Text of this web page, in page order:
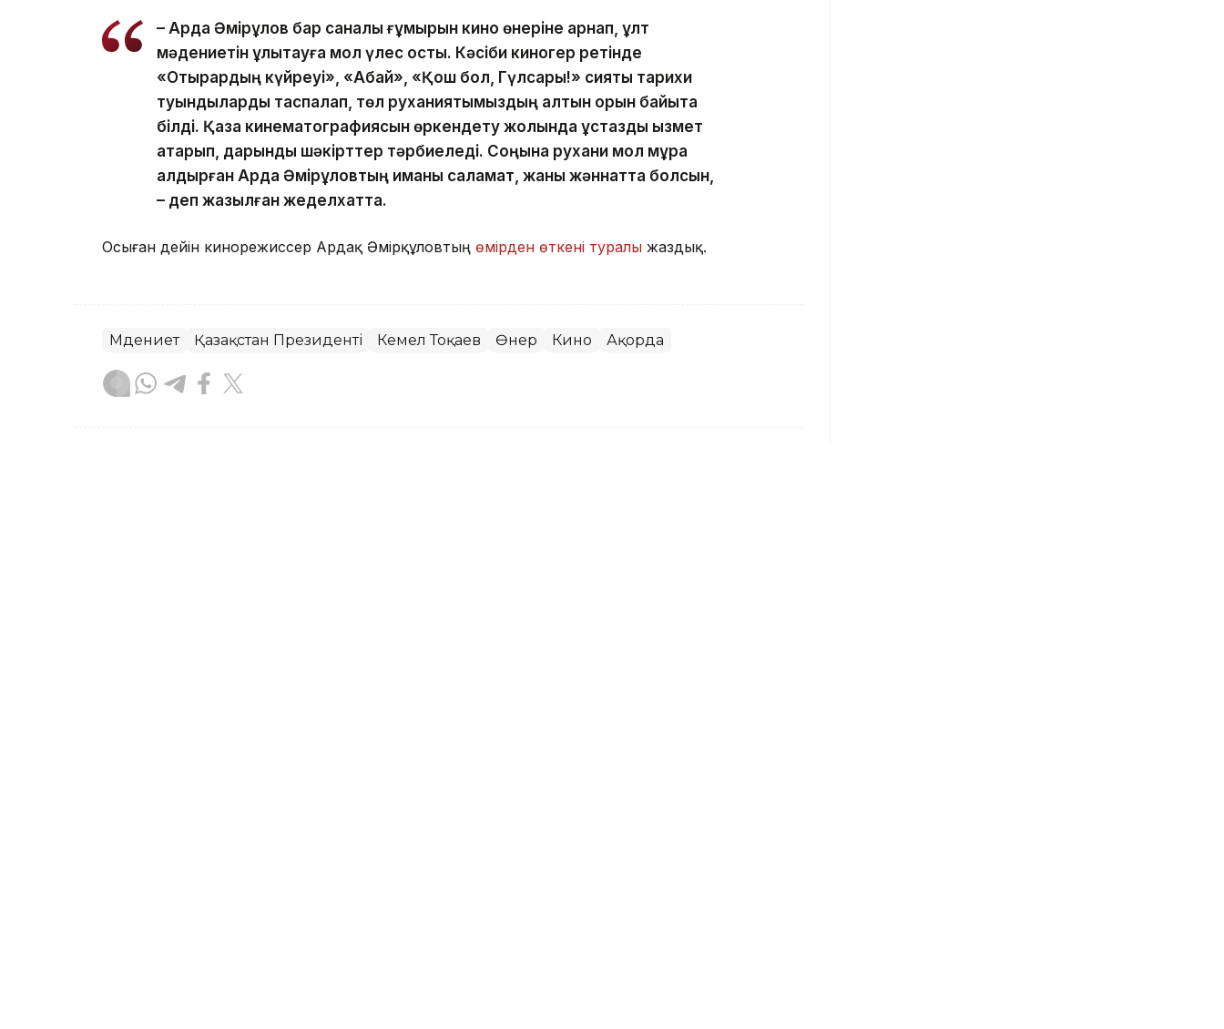
– Ардақ Әмірқұлов бар саналы ғұмырын кино өнеріне арнап, ұлт
мәдениетін ұлықтауға мол үлес қосты. Кәсіби киногер ретінде
«Отырардың күйреуі», «Абай», «Қош бол, Гүлсары!» сияқты тарихи
туындыларды таспалап, төл руханиятымыздың алтын қорын байыта
білді. Қазақ кинематографиясын өркендету жолында ұстаздық қызмет
атқарып, дарынды шәкірттер тәрбиеледі. Соңына рухани мол мұра
қалдырған Ардақ Әмірқұловтың иманы саламат, жаны жәннатта болсын,
– деп жазылған жеделхатта.
Осыған дейін кинорежиссер Ардақ Әмірқұловтың өмірден өткені туралы жаздық.
Мәдениет Қазақстан Президенті Кемел Тоқаев Өнер Кино Ақорда